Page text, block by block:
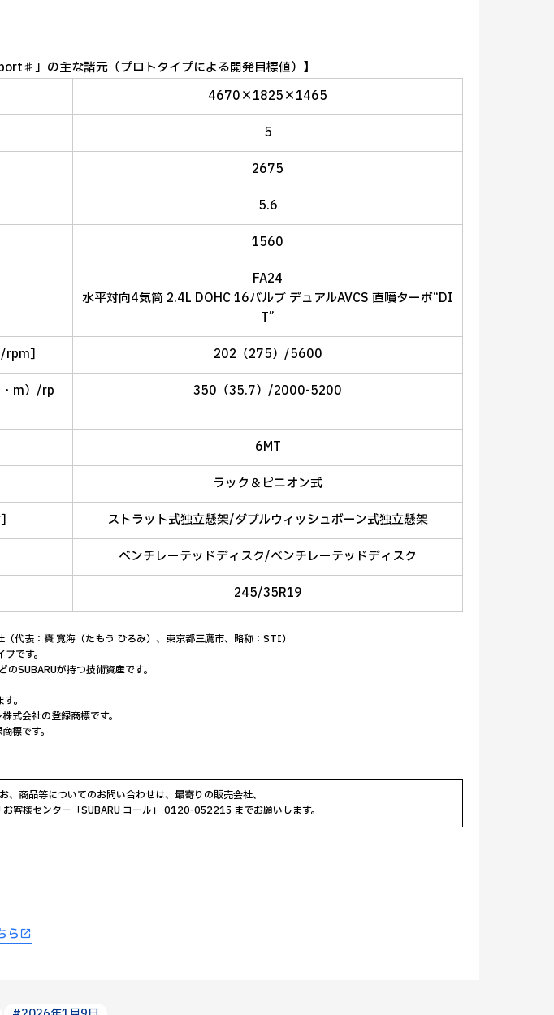
」の主な諸元（プロトタイプによる開発目標値）】
4670×1825×1465
5
2675
5.6
1560
FA24
水平対向4気筒 2.4L DOHC 16バルブ デュアルAVCS 直噴ターボ“DI
T”
］
202（275）/5600
m）/rp
350（35.7）/2000-5200
6MT
ラック＆ピニオン式
ストラット式独立懸架/ダブルウィッシュボーン式独立懸架
ベンチレーテッドディスク/ベンチレーテッドディスク
245/35R19
代表：賚 寛海（たもう ひろみ）、東京都三鷹市、略称：STI）
です。
SUBARUが持つ技術資産です。
。
会社の登録商標です。
標です。
、商品等についてのお問い合わせは、最寄りの販売会社、
お客様センター「SUBARU コール」 0120-052215 までお願いします。
ら